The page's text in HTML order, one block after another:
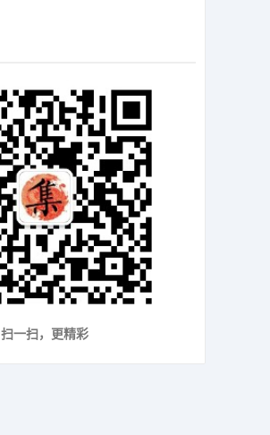
扫一扫，更精彩